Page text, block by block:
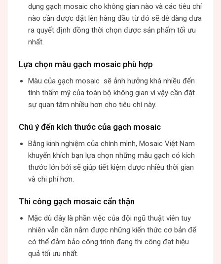
dụng gạch mosaic cho không gian nào và các tiêu chí
nào cần được đặt lên hàng đầu từ đó sẽ dễ dàng đưa
ra quyết định đồng thời chọn được sản phẩm tối ưu
nhất.
Lựa chọn màu gạch mosaic phù hợp
Màu của gạch mosaic sẽ ảnh hưởng khá nhiều đến
tính thẩm mỹ của toàn bộ không gian vì vậy cần đặt
sự quan tâm nhiều hơn cho tiêu chí này.
Chú ý đến kích thước của gạch mosaic
Bằng kinh nghiệm của chính mình, Mosaic Việt Nam
khuyến khích bạn lựa chọn những mẫu gạch có kích
thước lớn bởi sẽ giúp tiết kiệm được nhiều thời gian
và chi phí hơn.
Thi công gạch mosaic cẩn thận
Mặc dù đây là phần việc của đội ngũ thuật viên tuy
nhiên vẫn cần nắm được những kiến thức cơ bản để
có thể đảm bảo công trình đang thi công đạt hiệu
quả tối ưu nhất.